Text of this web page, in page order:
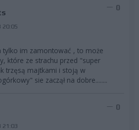
20:05
0
tylko im zamontować , to może
które ze strachu przed "super
trzęsą majtkami i stoją w
sie zaczął na dobre........
21:03
0